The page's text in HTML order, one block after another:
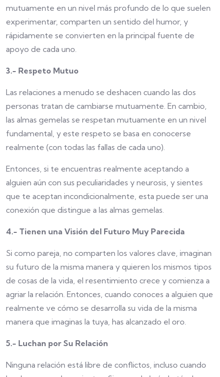
mutuamente en un nivel más profundo de lo que suelen
experimentar, comparten un sentido del humor, y
rápidamente se convierten en la principal fuente de
apoyo de cada uno.
3.- Respeto Mutuo
Las relaciones a menudo se deshacen cuando las dos
personas tratan de cambiarse mutuamente. En cambio,
las almas gemelas se respetan mutuamente en un nivel
fundamental, y este respeto se basa en conocerse
realmente (con todas las fallas de cada uno).
Entonces, si te encuentras realmente aceptando a
alguien aún con sus peculiaridades y neurosis, y sientes
que te aceptan incondicionalmente, esta puede ser una
conexión que distingue a las almas gemelas.
4.- Tienen una Visión del Futuro Muy Parecida
Si como pareja, no comparten los valores clave, imaginan
su futuro de la misma manera y quieren los mismos tipos
de cosas de la vida, el resentimiento crece y comienza a
agriar la relación. Entonces, cuando conoces a alguien que
realmente ve cómo se desarrolla su vida de la misma
manera que imaginas la tuya, has alcanzado el oro.
5.- Luchan por Su Relación
Ninguna relación está libre de conflictos, incluso cuando